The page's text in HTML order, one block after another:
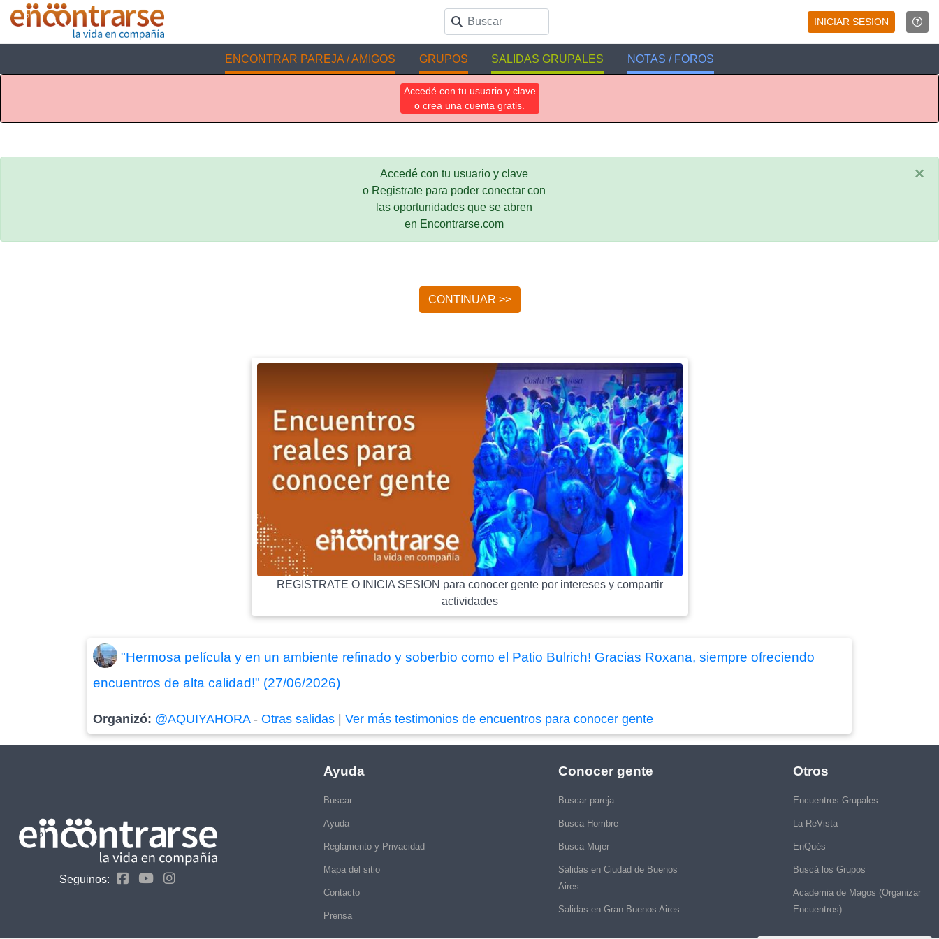
INICIAR SESION
ENCONTRAR PAREJA / AMIGOS GRUPOS SALIDAS GRUPALES NOTAS / FOROS
Accedé con tu usuario y clave
o crea una cuenta gratis.
Accedé con tu usuario y clave
o Registrate para poder conectar con
las oportunidades que se abren
en Encontrarse.com
×
CONTINUAR >>
REGISTRATE O INICIA SESION para conocer gente por intereses y compartir
actividades
"Hermosa película y en un ambiente refinado y soberbio como el Patio Bulrich! Gracias Roxana, siempre ofreciendo
encuentros de alta calidad!" (27/06/2026)
Organizó: @AQUIYAHORA-Otras salidas |Ver más testimonios de encuentros para conocer gente
Seguinos:
Ayuda
Buscar
Ayuda
Reglamento y Privacidad
Mapa del sitio
Contacto
Prensa
Conocer gente
Buscar pareja
Busca Hombre
Busca Mujer
Salidas en Ciudad de Buenos
Aires
Salidas en Gran Buenos Aires
Otros
Encuentros Grupales
La ReVista
EnQués
Buscá los Grupos
Academia de Magos (Organizar
Encuentros)